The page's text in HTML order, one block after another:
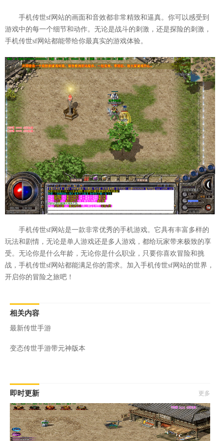
手机传世sf网站的画面和音效都非常精致和逼真。你可以感受到
游戏中的每一个细节和动作。无论是战斗的刺激，还是探险的刺激，
手机传世sf网站都能带给你最真实的游戏体验。
手机传世sf网站是一款非常优秀的手机游戏。它具有丰富多样的
玩法和剧情，无论是单人游戏还是多人游戏，都给玩家带来极致的享
受。无论你是什么年龄，无论你是什么职业，只要你喜欢冒险和挑
战，手机传世sf网站都能满足你的需求。加入手机传世sf网站的世界，
开启你的冒险之旅吧！
相关内容
最新传世手游
变态传世手游带元神版本
即时更新 更多